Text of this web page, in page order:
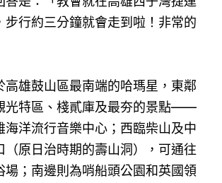
步行約三分鐘就會走到啦！非常的
高雄鼓山區最南端的哈瑪星，東鄰
光特區、棧貳庫及最夯的景點——
海洋流行音樂中心；西臨柴山及中
（原日治時期的壽山洞），可通往
場；南邊則為哨船頭公園和英國領